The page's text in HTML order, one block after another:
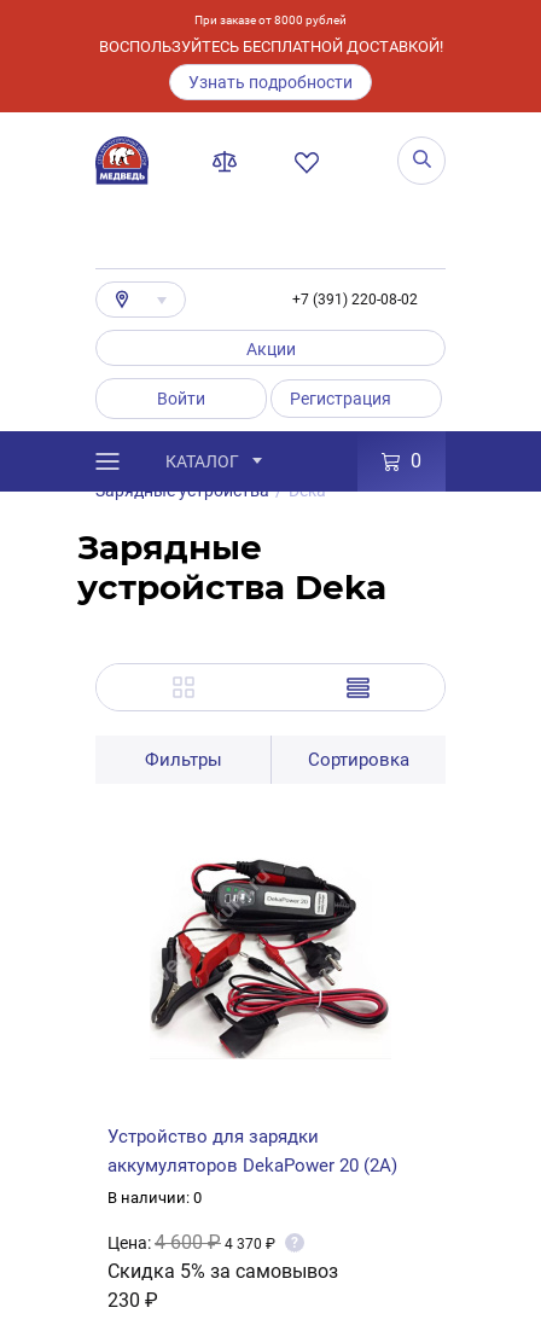
При заказе от 8000 рублей
ВОСПОЛЬЗУЙТЕСЬ БЕСПЛАТНОЙ ДОСТАВКОЙ!
Узнать подробности
+7 (391) 220-08-02
Акции
Войти Регистрация
КАТАЛОГ 0
Каталог / Товары Аксессуары
/
Зарядные устройства / Deka
Зарядные
устройства Deka
Фильтры Сортировка
Устройство для зарядки
аккумуляторов DekaPower 20 (2А)
В наличии: 0
Цена:4 600 ₽ 4 370 ₽ ?
Скидка 5% за самовывоз
230 ₽